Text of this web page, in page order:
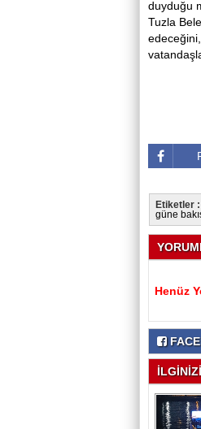
duyduğu
Tuzla
Etiketler :
güne
Henüz